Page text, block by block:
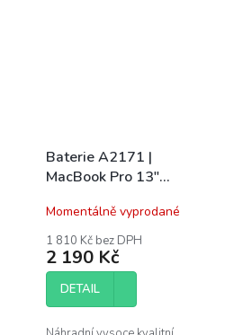
Baterie A2171 |
MacBook Pro 13"
(A2338 / EMC 8162)
(A2289 / EMC 3456)
Momentálně vyprodané
1 810 Kč bez DPH
2 190 Kč
DETAIL